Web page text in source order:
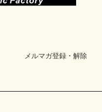
メルマガ登録・解除